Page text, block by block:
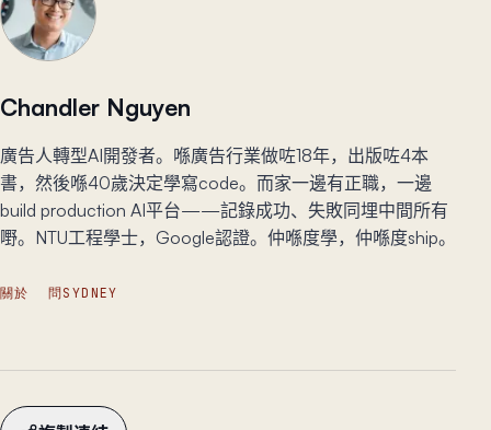
Chandler Nguyen
廣告人轉型AI開發者。喺廣告行業做咗18年，出版咗4本
書，然後喺40歲決定學寫code。而家一邊有正職，一邊
build production AI平台——記錄成功、失敗同埋中間所有
嘢。NTU工程學士，Google認證。仲喺度學，仲喺度ship。
關於 問SYDNEY